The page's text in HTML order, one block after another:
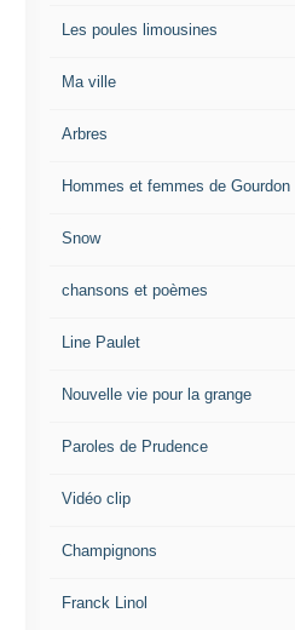
Les poules limousines
Ma ville
Arbres
Hommes et femmes de Gourdon
Snow
chansons et poèmes
Line Paulet
Nouvelle vie pour la grange
Paroles de Prudence
Vidéo clip
Champignons
Franck Linol